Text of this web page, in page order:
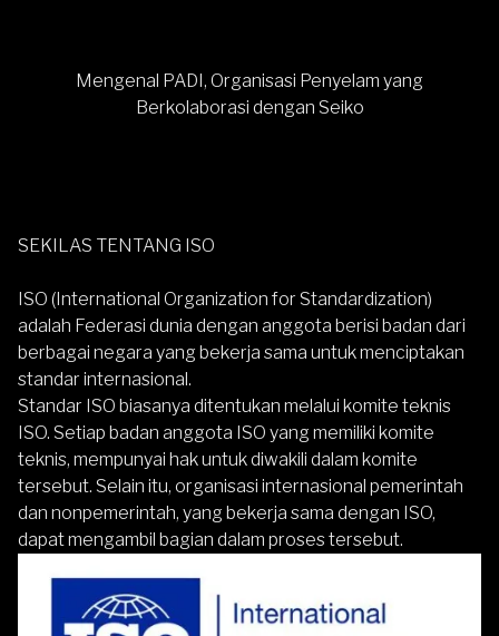
Mengenal PADI, Organisasi Penyelam yang
Berkolaborasi dengan Seiko
SEKILAS TENTANG ISO
ISO (International Organization for Standardization)
adalah Federasi dunia dengan anggota berisi badan dari
berbagai negara yang bekerja sama untuk menciptakan
standar internasional.
Standar ISO biasanya ditentukan melalui komite teknis
ISO. Setiap badan anggota ISO yang memiliki komite
teknis, mempunyai hak untuk diwakili dalam komite
tersebut. Selain itu, organisasi internasional pemerintah
dan nonpemerintah, yang bekerja sama dengan ISO,
dapat mengambil bagian dalam proses tersebut.